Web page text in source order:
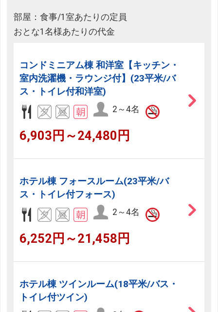
部屋：食事/1室あたりの定員
おとな1名様あたりの代金
コンドミニアム棟 和洋室【キッチン・
室内洗濯機・ラウンジ付】(23平米/バ
ス・トイレ付和洋室)
2～4名
6,903円～24,480円
ホテル棟 フォースルーム(23平米/バ
ス・トイレ付フォース)
2～4名
6,252円～21,458円
ホテル棟 ツインルーム(18平米/バス・
トイレ付ツイン)